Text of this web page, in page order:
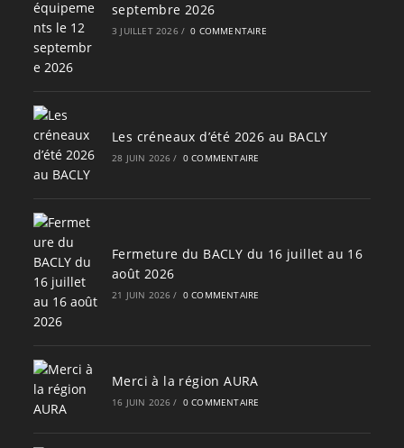
septembre 2026
3 JUILLET 2026 / 0 COMMENTAIRE
Les créneaux d’été 2026 au BACLY
28 JUIN 2026 / 0 COMMENTAIRE
Fermeture du BACLY du 16 juillet au 16
août 2026
21 JUIN 2026 / 0 COMMENTAIRE
Merci à la région AURA
16 JUIN 2026 / 0 COMMENTAIRE